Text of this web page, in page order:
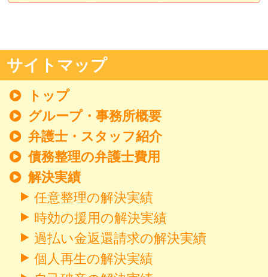
サイトマップ
トップ
グループ・事務所概要
弁護士・スタッフ紹介
債務整理の弁護士費用
解決実績
任意整理の解決実績
時効の援用の解決実績
過払い金返還請求の解決実績
個人再生の解決実績